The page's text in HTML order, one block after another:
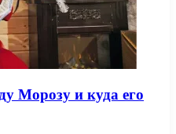
Морозу и куда его